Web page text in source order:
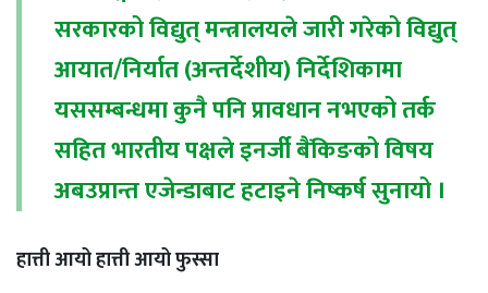
सरकारको विद्युत् मन्त्रालयले जारी गरेको विद्युत्
आयात/निर्यात (अन्तर्देशीय) निर्देशिकामा
यससम्बन्धमा कुनै पनि प्रावधान नभएको तर्क
सहित भारतीय पक्षले इनर्जी बैंकिङको विषय
अबउप्रान्त एजेन्डाबाट हटाइने निष्कर्ष सुनायो ।
हात्ती आयो हात्ती आयो फुस्सा